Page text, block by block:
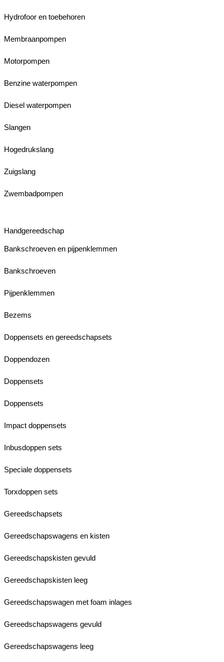
Hydrofoor en toebehoren
Membraanpompen
Motorpompen
Benzine waterpompen
Diesel waterpompen
Slangen
Hogedrukslang
Zuigslang
Zwembadpompen
Handgereedschap
Bankschroeven en pijpenklemmen
Bankschroeven
Pijpenklemmen
Bezems
Doppensets en gereedschapsets
Doppendozen
Doppensets
Doppensets
Impact doppensets
Inbusdoppen sets
Speciale doppensets
Torxdoppen sets
Gereedschapsets
Gereedschapswagens en kisten
Gereedschapskisten gevuld
Gereedschapskisten leeg
Gereedschapswagen met foam inlages
Gereedschapswagens gevuld
Gereedschapswagens leeg